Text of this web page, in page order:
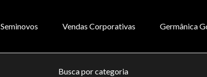
Seminovos Vendas Corporativas Germânica
Busca por categoria